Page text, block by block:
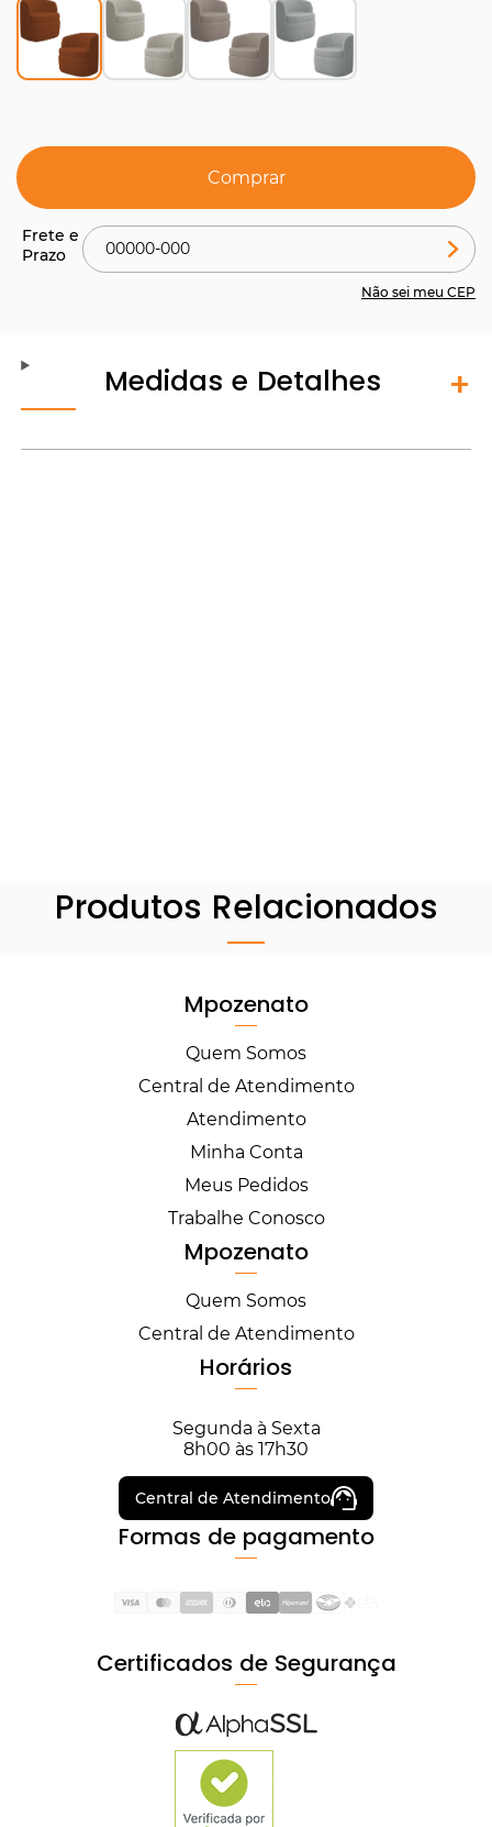
Comprar
Não sei meu CEP
Medidas e Detalhes
Produtos Relacionados
Mpozenato
Quem Somos
Central de Atendimento
Atendimento
Minha Conta
Meus Pedidos
Trabalhe Conosco
Mpozenato
Quem Somos
Central de Atendimento
Horários
Segunda à Sexta
8h00 às 17h30
Central de Atendimento
Formas de pagamento
Certificados de Segurança